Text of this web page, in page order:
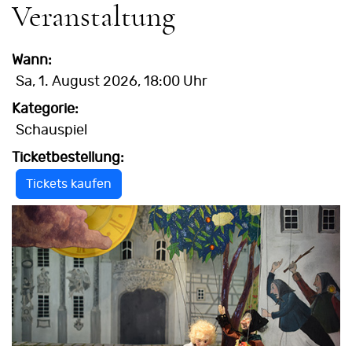
Veranstaltung
Wann:
Sa, 1. August 2026, 18:00 Uhr
Kategorie:
Schauspiel
Ticketbestellung:
Tickets kaufen